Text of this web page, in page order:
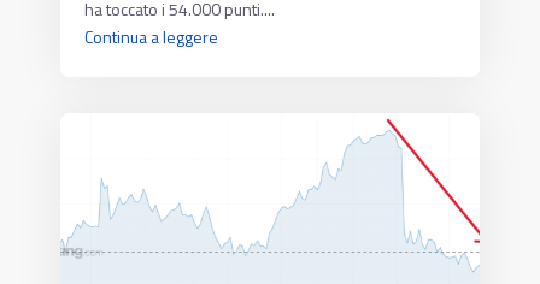
ha toccato i 54.000 punti....
Continua a leggere